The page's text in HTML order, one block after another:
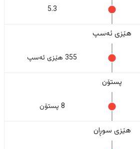
5.3
هێزی ئەسپ
355 هێزی ئەسپ
پستۆن
8 پستۆن
هێزی سوڕان